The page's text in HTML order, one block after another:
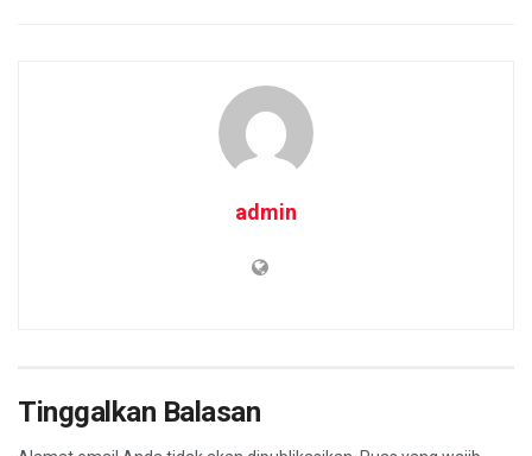
admin
Tinggalkan Balasan